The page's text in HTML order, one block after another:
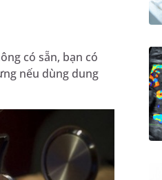
có sẵn, bạn có
nếu dùng dung